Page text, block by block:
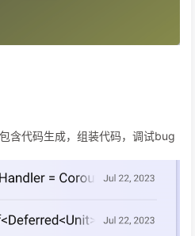
含代码生成，组装代码，调试bug